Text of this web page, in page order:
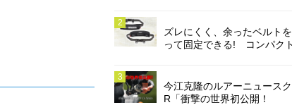
ズレにくく、余ったベルト
って固定できる! コンパク
今江克隆のルアーニュース
R「衝撃の世界初公開！